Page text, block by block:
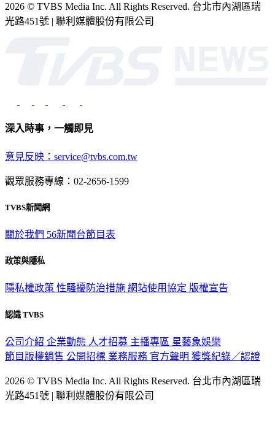
2026 © TVBS Media Inc. All Rights Reserved. 台北市內湖區瑞
光路451號 | 聯利媒體股份有限公司
深入時事，一觸即見
意見反映：service@tvbs.com.tw
觀眾服務專線：02-2656-1599
TVBS新聞網
關於我們 56新聞台節目表
政策與隱私
隱私權政策 性騷擾防治措施 網站使用協定 版權宣告
認識 TVBS
公司介紹 企業動態 人才招募 主播專區 星藝象娛樂
節目版權銷售 公開招標 業務服務 官方聲明 獲獎紀錄／認證
2026 © TVBS Media Inc. All Rights Reserved. 台北市內湖區瑞
光路451號 | 聯利媒體股份有限公司